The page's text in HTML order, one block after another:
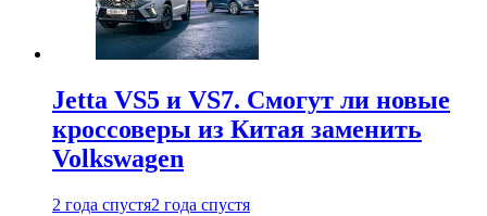
Jetta VS5 и VS7. Смогут ли новые
кроссоверы из Китая заменить
Volkswagen
2 года спустя2 года спустя